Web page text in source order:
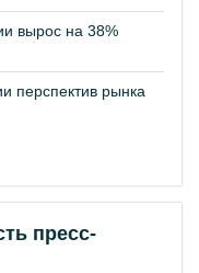
вырос на 38%
перспектив рынка
пресс-